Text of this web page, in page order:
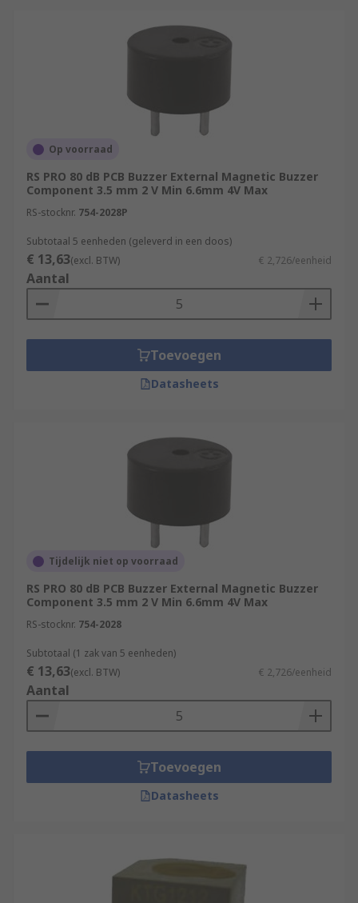
Op voorraad
RS PRO 80 dB PCB Buzzer External Magnetic Buzzer
Component 3.5 mm 2 V Min 6.6mm 4V Max
RS-stocknr. 754-2028P
Subtotaal 5 eenheden (geleverd in een doos)
€ 13,63(excl. BTW) € 2,726/eenheid
Aantal
Toevoegen
Datasheets
Tijdelijk niet op voorraad
RS PRO 80 dB PCB Buzzer External Magnetic Buzzer
Component 3.5 mm 2 V Min 6.6mm 4V Max
RS-stocknr. 754-2028
Subtotaal (1 zak van 5 eenheden)
€ 13,63(excl. BTW) € 2,726/eenheid
Aantal
Toevoegen
Datasheets